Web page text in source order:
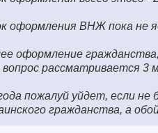
оформления ВНЖ пока не
оформление
вопрос рассматривается 3
пожалуй уйдет, если
гражданства, а